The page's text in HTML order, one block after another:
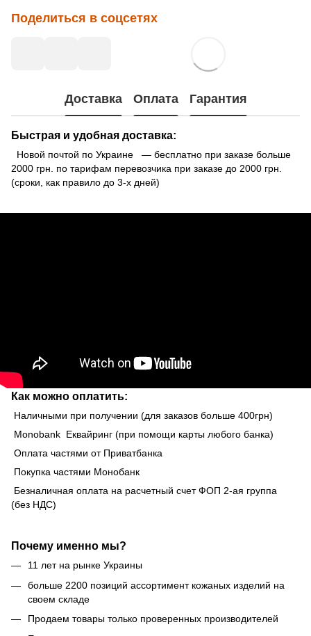
Поделиться в соцсетях
Доставка Оплата Гарантия
Быстрая и удобная доставка:
Новой почтой по Украине — бесплатно при заказе больше
2000 грн. по тарифам перевозчика при заказе до 2000 грн.
(сроки, как правило до 3-х дней)
Как можно оплатить:
Наличными при получении (для заказов больше 400грн)
Monobank Еквайринг (при помощи карты любого банка)
Оплата частями от Приватбанка
Покупка частями Монобанк
Безналичная оплата на расчетный счет ФОП 2-ая группа
(без НДС)
Почему именно мы?
11 лет на рынке Украины
больше 2200 позиций ассортимент кожаных изделий на
своем складе
Продаем товары только проверенных производителей